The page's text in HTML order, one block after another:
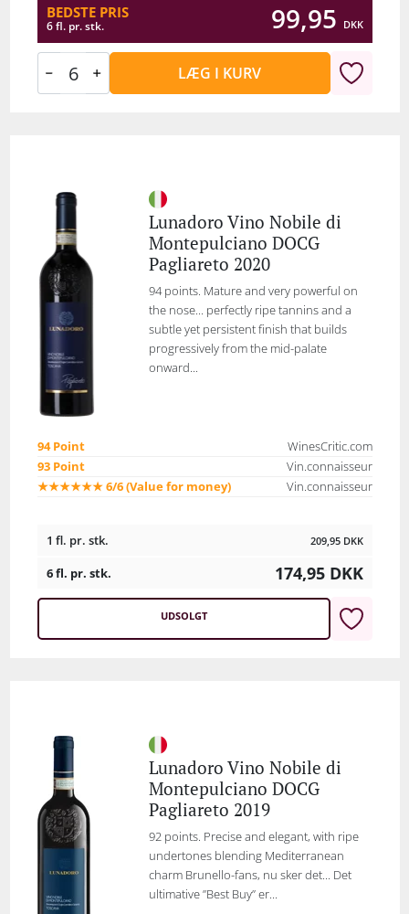
BEDSTE PRIS
6 fl. pr. stk. 99,95 DKK
LÆG I KURV
Lunadoro Vino Nobile di
Montepulciano DOCG
Pagliareto 2020
94 points. Mature and very powerful on
the nose... perfectly ripe tannins and a
subtle yet persistent finish that builds
progressively from the mid-palate
onward...
94 Point
WinesCritic.com
93 Point
Vin.connaisseur
★★★★★★ 6/6 (Value for money)
Vin.connaisseur
1 fl. pr. stk. 209,95 DKK
6 fl. pr. stk. 174,95 DKK
UDSOLGT
Lunadoro Vino Nobile di
Montepulciano DOCG
Pagliareto 2019
92 points. Precise and elegant, with ripe
undertones blending Mediterranean
charm Brunello-fans, nu sker det... Det
ultimative ”Best Buy” er...